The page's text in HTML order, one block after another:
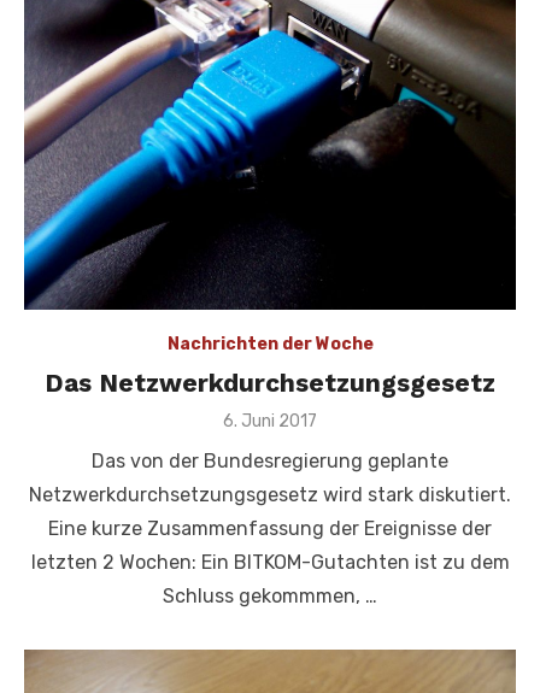
Nachrichten der Woche
Das Netzwerkdurchsetzungsgesetz
Veröffentlicht
6. Juni 2017
Das von der Bundesregierung geplante
Netzwerkdurchsetzungsgesetz wird stark diskutiert.
Eine kurze Zusammenfassung der Ereignisse der
letzten 2 Wochen: Ein BITKOM-Gutachten ist zu dem
Schluss gekommmen, …